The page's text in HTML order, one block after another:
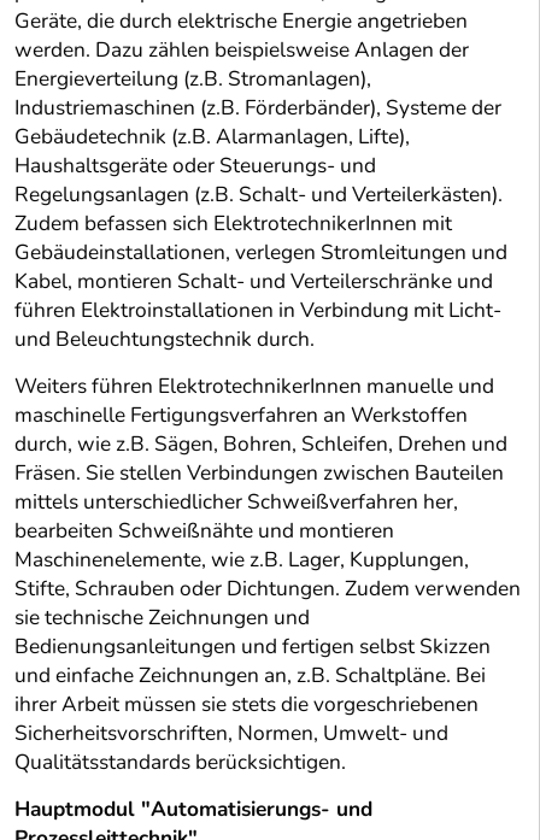
Geräte, die durch elektrische Energie angetrieben
werden. Dazu zählen beispielsweise Anlagen der
Energieverteilung (z.B. Stromanlagen),
Industriemaschinen (z.B. Förderbänder), Systeme der
Gebäudetechnik (z.B. Alarmanlagen, Lifte),
Haushaltsgeräte oder Steuerungs- und
Regelungsanlagen (z.B. Schalt- und Verteilerkästen).
Zudem befassen sich ElektrotechnikerInnen mit
Gebäudeinstallationen, verlegen Stromleitungen und
Kabel, montieren Schalt- und Verteilerschränke und
führen Elektroinstallationen in Verbindung mit Licht-
und Beleuchtungstechnik durch.
Weiters führen ElektrotechnikerInnen manuelle und
maschinelle Fertigungsverfahren an Werkstoffen
durch, wie z.B. Sägen, Bohren, Schleifen, Drehen und
Fräsen. Sie stellen Verbindungen zwischen Bauteilen
mittels unterschiedlicher Schweißverfahren her,
bearbeiten Schweißnähte und montieren
Maschinenelemente, wie z.B. Lager, Kupplungen,
Stifte, Schrauben oder Dichtungen. Zudem verwenden
sie technische Zeichnungen und
Bedienungsanleitungen und fertigen selbst Skizzen
und einfache Zeichnungen an, z.B. Schaltpläne. Bei
ihrer Arbeit müssen sie stets die vorgeschriebenen
Sicherheitsvorschriften, Normen, Umwelt- und
Qualitätsstandards berücksichtigen.
Hauptmodul "Automatisierungs- und